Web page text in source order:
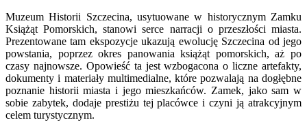
Muzeum Historii Szczecina, usytuowane w historycznym Zamku
Książąt Pomorskich, stanowi serce narracji o przeszłości miasta.
Prezentowane tam ekspozycje ukazują ewolucję Szczecina od jego
powstania, poprzez okres panowania książąt pomorskich, aż po
czasy najnowsze. Opowieść ta jest wzbogacona o liczne artefakty,
dokumenty i materiały multimedialne, które pozwalają na dogłębne
poznanie historii miasta i jego mieszkańców. Zamek, jako sam w
sobie zabytek, dodaje prestiżu tej placówce i czyni ją atrakcyjnym
celem turystycznym.